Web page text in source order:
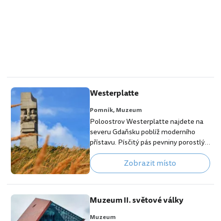
Westerplatte
Pomník, Muzeum
Poloostrov Westerplatte najdete na
severu Gdaňsku poblíž moderního
přístavu. Písčitý pás pevniny porostlý
zelení sehrál důležitou roli v polských
dějinách. Právě Westerplatte bylo
jedním z dějišť počátku Druhé světové
války. 👉 Naše tipy na nejlepší hotely v
Gdaňsku Westerplatte dodnes slouží
jako jedno z nejdůležitějších pietních
míst, kde si Poláci připomínají začátek i
Zobrazit místo
Muzeum II. světové války
Muzeum